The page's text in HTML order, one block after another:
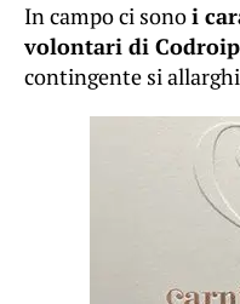
In campo ci sonoi
volontari di
contingente si